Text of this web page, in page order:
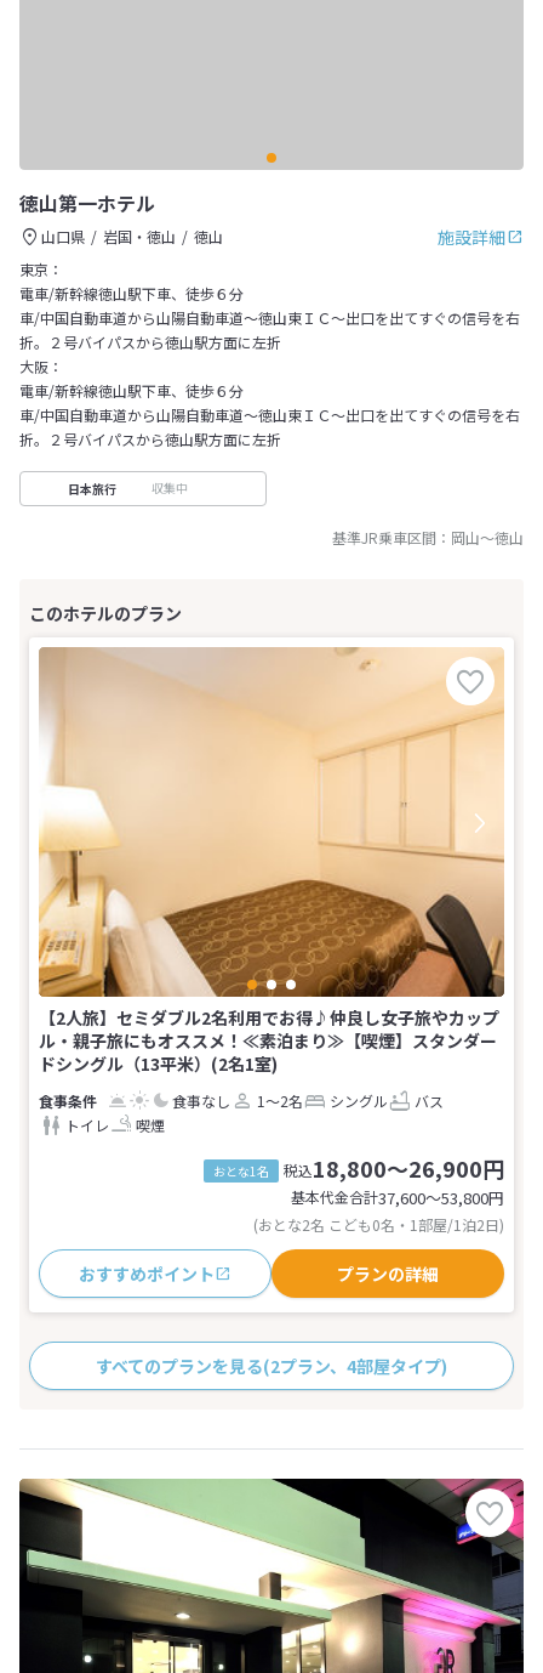
徳山第一ホテル
施設詳細
山口県 岩国・徳山
徳山
東京：
電車/新幹線徳山駅下車、徒歩６分
車/中国自動車道から山陽自動車道～徳山東ＩＣ～出口を出てすぐの信号を右
折。２号バイパスから徳山駅方面に左折
大阪：
電車/新幹線徳山駅下車、徒歩６分
車/中国自動車道から山陽自動車道～徳山東ＩＣ～出口を出てすぐの信号を右
折。２号バイパスから徳山駅方面に左折
日本旅行 収集中
基準JR乗車区間： 岡山～徳山
【2人旅】セミダブル2名利用でお得♪仲良し女子旅やカップ
ル・親子旅にもオススメ！≪素泊まり≫【喫煙】スタンダー
ドシングル（13平米）(2名1室)
食事なし 1～2名 シングル
バス
トイレ
喫煙
おとな1名 税込18,800～26,900円
基本代金合計37,600〜53,800円
(おとな2名 こども0名・1部屋/1泊2日)
おすすめポイント プランの詳細
すべてのプランを見る(2プラン、4部屋タイプ)